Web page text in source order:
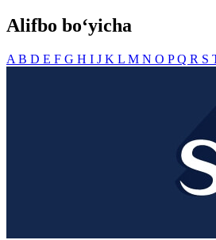
Alifbo bo‘yicha
A B D E F G H I J K L M N O PQ R S